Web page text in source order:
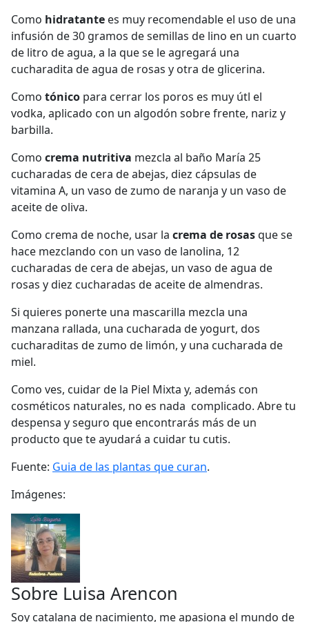
Como hidratante es muy recomendable el uso de una
infusión de 30 gramos de semillas de lino en un cuarto
de litro de agua, a la que se le agregará una
cucharadita de agua de rosas y otra de glicerina.
Como tónico para cerrar los poros es muy útl el
vodka, aplicado con un algodón sobre frente, nariz y
barbilla.
Como crema nutritiva mezcla al baño María 25
cucharadas de cera de abejas, diez cápsulas de
vitamina A, un vaso de zumo de naranja y un vaso de
aceite de oliva.
Como crema de noche, usar la crema de rosasque se
hace mezclando con un vaso de lanolina, 12
cucharadas de cera de abejas, un vaso de agua de
rosas y diez cucharadas de aceite de almendras.
Si quieres ponerte una mascarilla mezcla una
manzana rallada, una cucharada de yogurt, dos
cucharaditas de zumo de limón, y una cucharada de
miel.
Como ves, cuidar de la Piel Mixta y, además con
cosméticos naturales, no es nada complicado. Abre tu
despensa y seguro que encontrarás más de un
producto que te ayudará a cuidar tu cutis.
Fuente: Guia de las plantas que curan.
Imágenes:
Sobre Luisa Arencon
Soy catalana de nacimiento, me apasiona el mundo de